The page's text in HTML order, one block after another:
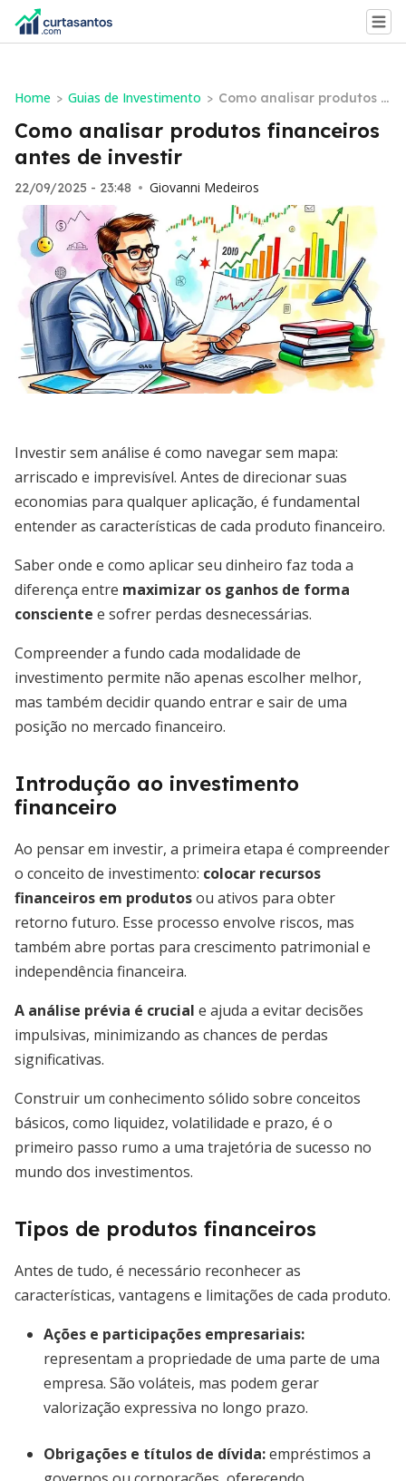
Home > Guias de Investimento > Como analisar produtos fi
nanceiros antes de investi
r
Como analisar produtos financeiros
antes de investir
22/09/2025 - 23:48 • Giovanni Medeiros
Investir sem análise é como navegar sem mapa:
arriscado e imprevisível. Antes de direcionar suas
economias para qualquer aplicação, é fundamental
entender as características de cada produto financeiro.
Saber onde e como aplicar seu dinheiro faz toda a
diferença entre maximizar os ganhos de forma
consciente e sofrer perdas desnecessárias.
Compreender a fundo cada modalidade de
investimento permite não apenas escolher melhor,
mas também decidir quando entrar e sair de uma
posição no mercado financeiro.
Introdução ao investimento
financeiro
Ao pensar em investir, a primeira etapa é compreender
o conceito de investimento: colocar recursos
financeiros em produtosou ativos para obter
retorno futuro. Esse processo envolve riscos, mas
também abre portas para crescimento patrimonial e
independência financeira.
A análise prévia é crucial e ajuda a evitar decisões
impulsivas, minimizando as chances de perdas
significativas.
Construir um conhecimento sólido sobre conceitos
básicos, como liquidez, volatilidade e prazo, é o
primeiro passo rumo a uma trajetória de sucesso no
mundo dos investimentos.
Tipos de produtos financeiros
Antes de tudo, é necessário reconhecer as
características, vantagens e limitações de cada produto.
Ações e participações empresariais:
representam a propriedade de uma parte de uma
empresa. São voláteis, mas podem gerar
valorização expressiva no longo prazo.
Obrigações e títulos de dívida:empréstimos a